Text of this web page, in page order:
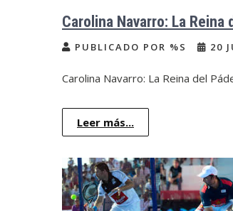
Carolina Navarro: La
PUBLICADO POR %S 20
Carolina Navarro: La Reina del
Leer más...